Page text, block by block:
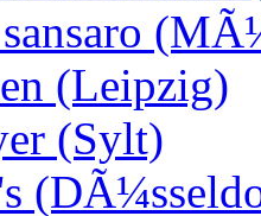
(Leipzig)
(Sylt)